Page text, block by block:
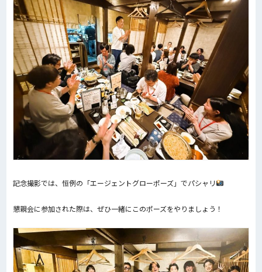
記念撮影では、恒例の「エージェントグローポーズ」でパシャリ
懇親会に参加された際は、ぜひ一緒にこのポーズをやりましょう！